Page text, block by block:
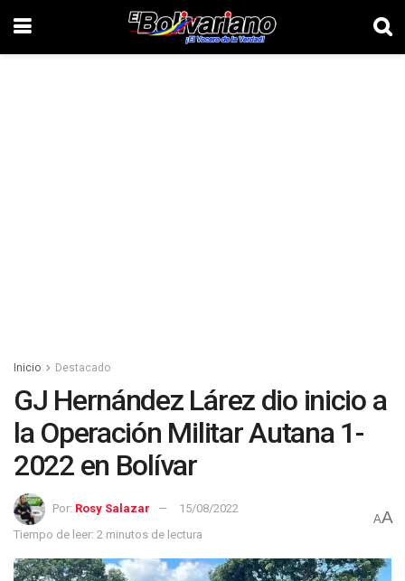
Inicio Destacado
GJ Hernández Lárez dio inicio a
la Operación Militar Autana 1-
2022 en Bolívar
Por: Rosy Salazar
15/08/2022
Tiempo de leer: 2 minutos de lectura
AA